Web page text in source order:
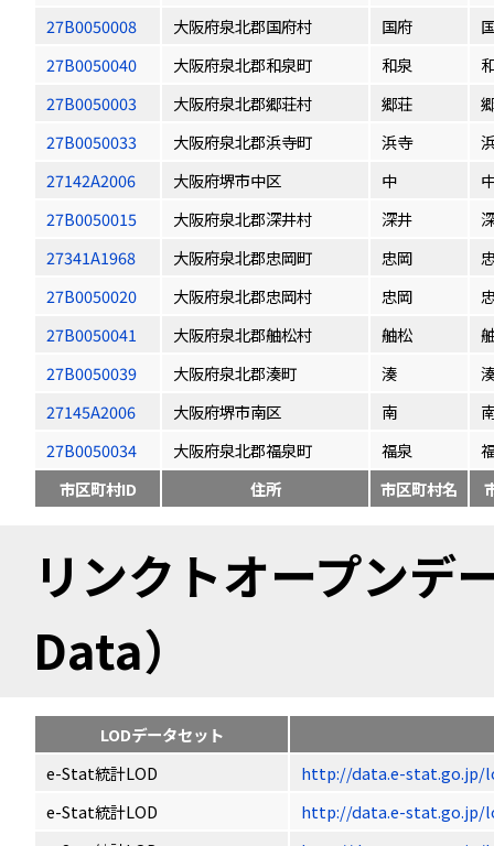
27B0050008
大阪府泉北郡国府村 国府
27B0050040
大阪府泉北郡和泉町 和泉
27B0050003
大阪府泉北郡郷荘村 郷荘
27B0050033
大阪府泉北郡浜寺町 浜寺
27142A2006
大阪府堺市中区 中
27B0050015
大阪府泉北郡深井村 深井
27341A1968
大阪府泉北郡忠岡町 忠岡
27B0050020
大阪府泉北郡忠岡村 忠岡
27B0050041
大阪府泉北郡舳松村 舳松
27B0050039
大阪府泉北郡湊町 湊
27145A2006
大阪府堺市南区 南
27B0050034
大阪府泉北郡福泉町 福泉
市区町村ID
住所 市区町村名
リンクトオープン
Data）
LODデータセット
e-Stat統計LOD
http://data.e-stat.go.jp/
e-Stat統計LOD
http://data.e-stat.go.jp/